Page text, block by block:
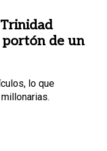
de un
lo que